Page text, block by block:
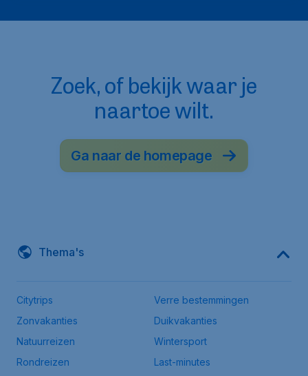
Zoek, of bekijk waar je
naartoe wilt.
Ga naar de homepage
Thema's
Citytrips
Verre bestemmingen
Zonvakanties
Duikvakanties
Natuurreizen
Wintersport
Rondreizen
Last-minutes